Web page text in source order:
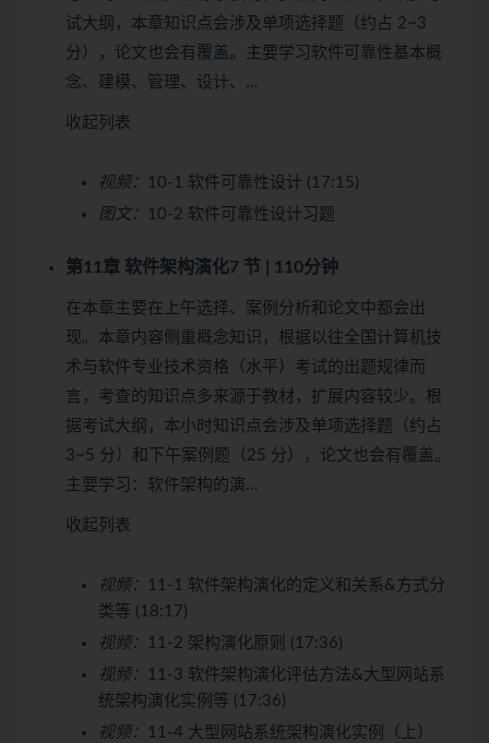
试大纲，本章知识点会涉及单项选择题（约占 2~3
分），论文也会有覆盖。主要学习软件可靠性基本概
念、建模、管理、设计、…
收起列表
视频：
10-1 软件可靠性设计 (17:15)
图文：
10-2 软件可靠性设计习题
第11章 软件架构演化7 节 | 110分钟
在本章主要在上午选择、案例分析和论文中都会出
现。本章内容侧重概念知识，根据以往全国计算机技
术与软件专业技术资格（水平）考试的出题规律而
言，考查的知识点多来源于教材，扩展内容较少。根
据考试大纲，本小时知识点会涉及单项选择题（约占
3~5 分）和下午案例题（25 分），论文也会有覆盖。
主要学习：软件架构的演…
收起列表
视频：
11-1 软件架构演化的定义和关系&方式分
类等 (18:17)
视频：
11-2 架构演化原则 (17:36)
视频：
11-3 软件架构演化评估方法&大型网站系
统架构演化实例等 (17:36)
视频：
11-4 大型网站系统架构演化实例（上）